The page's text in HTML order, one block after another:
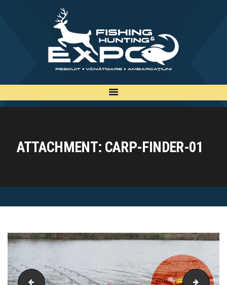
ATTACHMENT: CARP-FINDER-01
INFO
EXPOZANTI
EDITII
EN
carp-finder-premium logo-